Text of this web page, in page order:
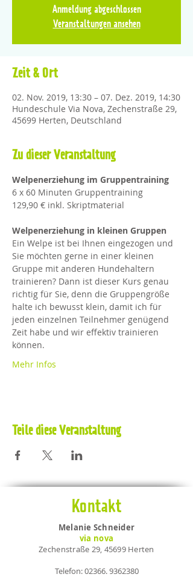
Anmeldung abgeschlossen
Veranstaltungen ansehen
Zeit & Ort
02. Nov. 2019, 13:30 – 07. Dez. 2019, 14:30
Hundeschule Via Nova, Zechenstraße 29,
45699 Herten, Deutschland
Zu dieser Veranstaltung
Welpenerziehung im Gruppentraining
6 x 60 Minuten Gruppentraining
129,90 € inkl. Skriptmaterial
Welpenerziehung in kleinen Gruppen
Ein Welpe ist bei Ihnen eingezogen und
Sie möchten gerne in einer kleinen
Gruppe mit anderen Hundehaltern
trainieren? Dann ist dieser Kurs genau
richtig für Sie, denn die Gruppengröße
halte ich bewusst klein, damit ich für
jeden einzelnen Teilnehmer genügend
Zeit habe und wir effektiv trainieren
können.
Mehr Infos
Teile diese Veranstaltung
Kontakt
Melanie Schneider
via nova
Zechenstraße 29, 45699 Herten
Telefon:02366. 9362380